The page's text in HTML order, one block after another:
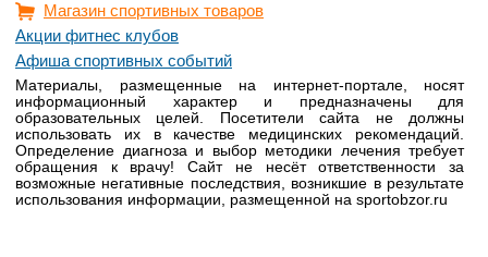
Магазин спортивных товаров
Акции фитнес клубов
Афиша спортивных событий
Материалы, размещенные на интернет-портале, носят
информационный характер и предназначены для
образовательных целей. Посетители сайта не должны
использовать их в качестве медицинских рекомендаций.
Определение диагноза и выбор методики лечения требует
обращения к врачу! Сайт не несёт ответственности за
возможные негативные последствия, возникшие в результате
использования информации, размещенной на sportobzor.ru